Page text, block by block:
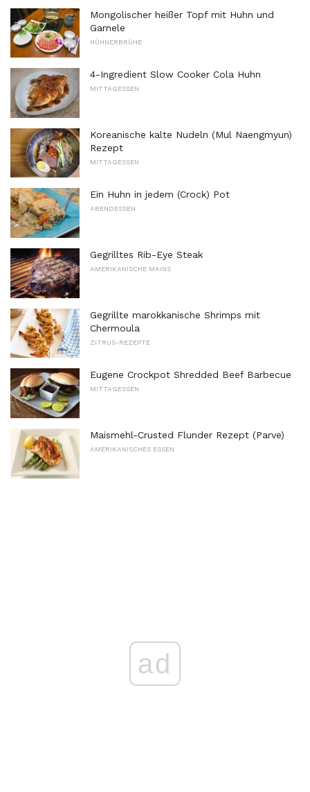
Mongolischer heißer Topf mit Huhn und
Garnele
HÜHNERBRÜHE
4-Ingredient Slow Cooker Cola Huhn
MITTAGESSEN
Koreanische kalte Nudeln (Mul Naengmyun)
Rezept
MITTAGESSEN
Ein Huhn in jedem (Crock) Pot
ABENDESSEN
Gegrilltes Rib-Eye Steak
AMERIKANISCHE MAINS
Gegrillte marokkanische Shrimps mit
Chermoula
ZITRUS-REZEPTE
Eugene Crockpot Shredded Beef Barbecue
MITTAGESSEN
Maismehl-Crusted Flunder Rezept (Parve)
AMERIKANISCHES ESSEN
ad